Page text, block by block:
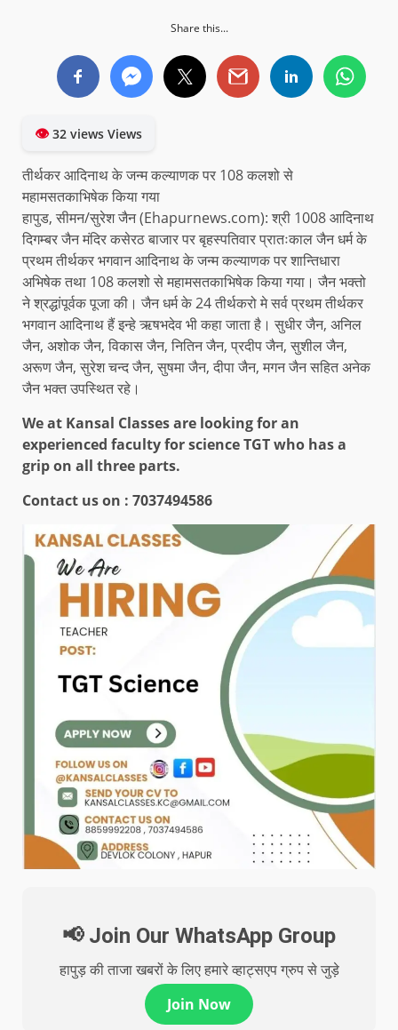
Share this...
👁32 views Views
तीर्थकर आदिनाथ के जन्म कल्याणक पर 108 कलशो से
महामसतकाभिषेक किया गया
हापुड, सीमन/सुरेश जैन (Ehapurnews.com): श्री 1008 आदिनाथ
दिगम्बर जैन मंदिर कसेरठ बाजार पर बृहस्पतिवार प्रातःकाल जैन धर्म के
प्रथम तीर्थकर भगवान आदिनाथ के जन्म कल्याणक पर शान्तिधारा
अभिषेक तथा 108 कलशो से महामसतकाभिषेक किया गया। जैन भक्तो
ने श्रद्धांपूर्वक पूजा की। जैन धर्म के 24 तीर्थकरो मे सर्व प्रथम तीर्थकर
भगवान आदिनाथ हैं इन्हे ऋषभदेव भी कहा जाता है। सुधीर जैन, अनिल
जैन, अशोक जैन, विकास जैन, नितिन जैन, प्रदीप जैन, सुशील जैन,
अरूण जैन, सुरेश चन्द जैन, सुषमा जैन, दीपा जैन, मगन जैन सहित अनेक
जैन भक्त उपस्थित रहे।
We at Kansal Classes are looking for an
experienced faculty for science TGT who has a
grip on all three parts.
Contact us on : 7037494586
📢 Join Our WhatsApp Group
हापुड़ की ताजा खबरों के लिए हमारे व्हाट्सएप ग्रुप से जुड़े
Join Now